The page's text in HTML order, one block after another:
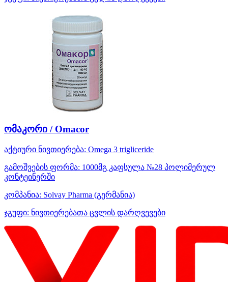
ომაკორი / Omacor
აქტიური ნივთიერება: Omega 3 trigliceride
გამოშვების ფორმა: 1000მგ კაფსულა №28 პოლიმერულ
კონტეინერში
კომპანია: Solvay Pharma (გერმანია)
ჯგუფი: ნივთიერებათა ცვლის დარღვევები